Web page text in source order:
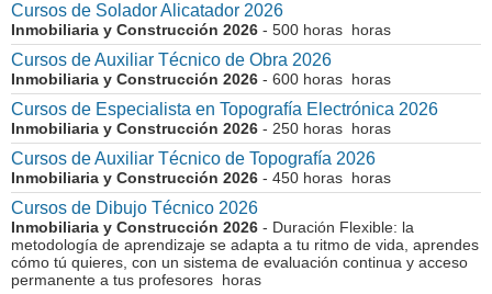
Cursos de Solador Alicatador 2026
Inmobiliaria y Construcción 2026 - 500 horas horas
Cursos de Auxiliar Técnico de Obra 2026
Inmobiliaria y Construcción 2026 - 600 horas horas
Cursos de Especialista en Topografía Electrónica 2026
Inmobiliaria y Construcción 2026 - 250 horas horas
Cursos de Auxiliar Técnico de Topografía 2026
Inmobiliaria y Construcción 2026 - 450 horas horas
Cursos de Dibujo Técnico 2026
Inmobiliaria y Construcción 2026 - Duración Flexible: la
metodología de aprendizaje se adapta a tu ritmo de vida, aprendes
cómo tú quieres, con un sistema de evaluación continua y acceso
permanente a tus profesores horas